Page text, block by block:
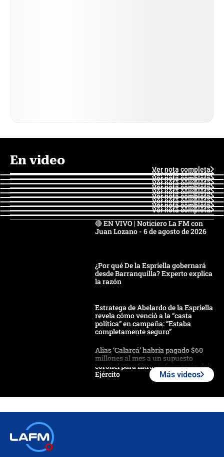
En video
Ver nota completa
Ver nota completa
Ver nota completa
Ver nota completa
Ver nota completa
Ver nota completa
Ver nota completa
Ver nota completa
Ver nota completa
Ver nota completa
🔴 EN VIVO | Noticiero La FM con
Juan Lozano - 6 de agosto de 2026
¿Por qué De la Espriella gobernará
desde Barranquilla? Experto explica
la razón
Estratega de Abelardo de la Espriella
revela cómo venció a la “casta
política” en campaña: “Estaba
completamente seguro”
Alias ‘Calarcá’ habría pagado $60
millones al mes a un supuesto
coronel para filtrar información del
Ejército
director de la Policía
Más videos